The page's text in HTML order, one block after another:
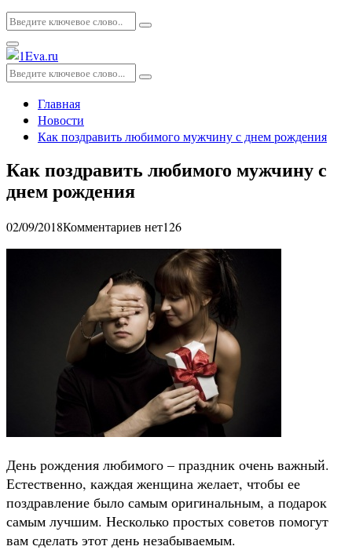
Искать:
Поиск
Основное
меню
Искать:
Поиск
Главная
Новости
Как поздравить любимого мужчину с днем рождения
Как поздравить любимого мужчину с
днем рождения
02/09/2018Комментариев нет126
День рождения любимого – праздник очень важный.
Естественно, каждая женщина желает, чтобы ее
поздравление было самым оригинальным, а подарок
самым лучшим. Несколько простых советов помогут
вам сделать этот день незабываемым.